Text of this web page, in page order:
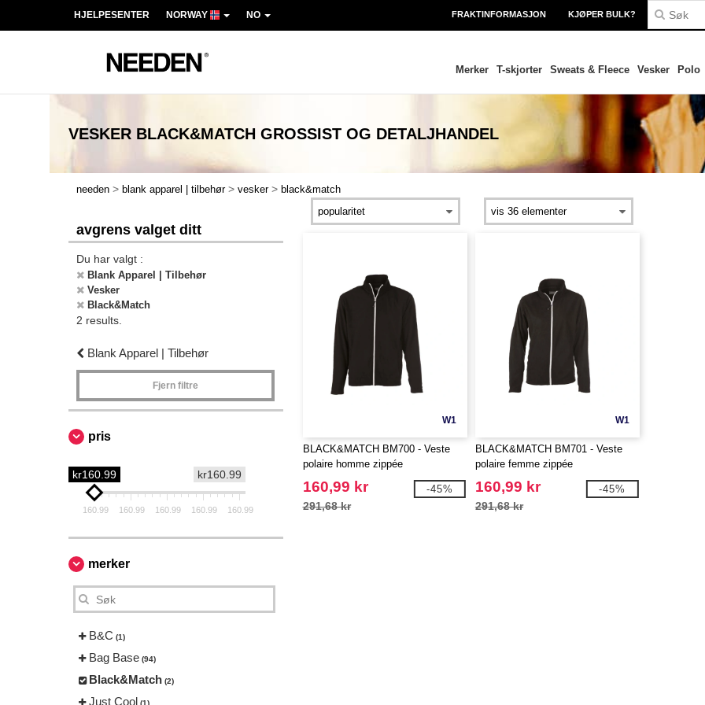
HJELPESENTER NORWAY NO FRAKTINFORMASJON KJØPER BULK?
Merker T-skjorter Sweats & Fleece Vesker Polo
VESKER BLACK&MATCH GROSSIST OG DETALJHANDEL
needen > blank apparel | tilbehør > vesker > black&match
avgrens valget ditt
Du har valgt :
Blank Apparel | Tilbehør
Vesker
Black&Match
2 results.
Blank Apparel | Tilbehør
Fjern filtre
pris
kr160.99
kr160.99
160.99 160.99 160.99 160.99 160.99
merker
B&C (1)
Bag Base (94)
Black&Match (2)
Just Cool (1)
W1
BLACK&MATCH BM700 - Veste
polaire homme zippée
160,99 kr
291,68 kr
-45%
W1
BLACK&MATCH BM701 - Veste
polaire femme zippée
160,99 kr
291,68 kr
-45%